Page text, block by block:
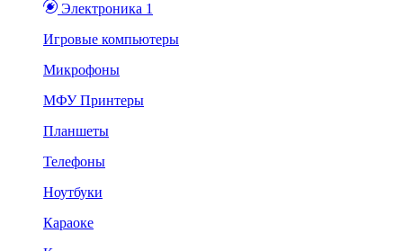
Электроника 1
Игровые компьютеры
Микрофоны
МФУ Принтеры
Планшеты
Телефоны
Ноутбуки
Караоке